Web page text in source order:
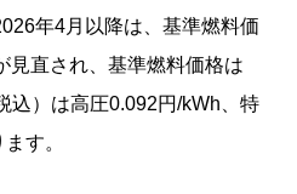
年4月以降は、基準燃料価
見直され、基準燃料価格は
込）は高圧0.092円/kWh、特
す。